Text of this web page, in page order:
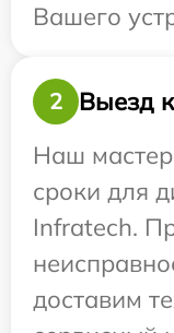
Вашего
2
Выезд
Наш
сроки для
Infratech.
доставим